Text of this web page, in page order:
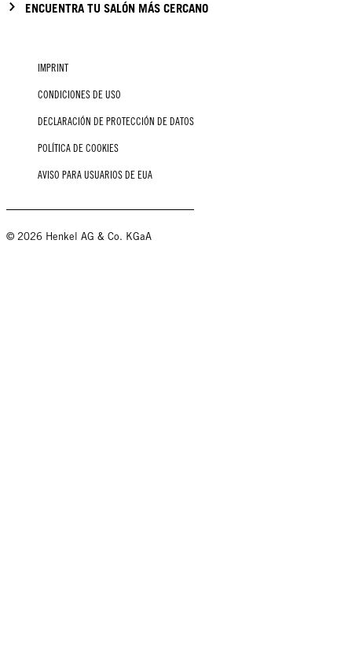
ENCUENTRA TU SALÓN MÁS CERCANO
IMPRINT
CONDICIONES DE USO
DECLARACIÓN DE PROTECCIÓN DE DATOS
POLÍTICA DE COOKIES
AVISO PARA USUARIOS DE EUA
© 2026 Henkel AG & Co. KGaA